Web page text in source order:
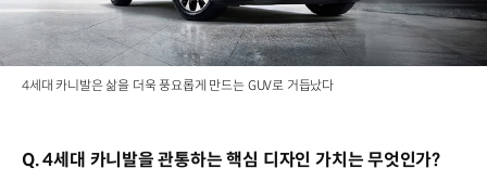
4세대 카니발은 삶을 더욱 풍요롭게 만드는 GUV로 거듭났다
Q. 4세대 카니발을 관통하는 핵심 디자인 가치는 무엇인가?